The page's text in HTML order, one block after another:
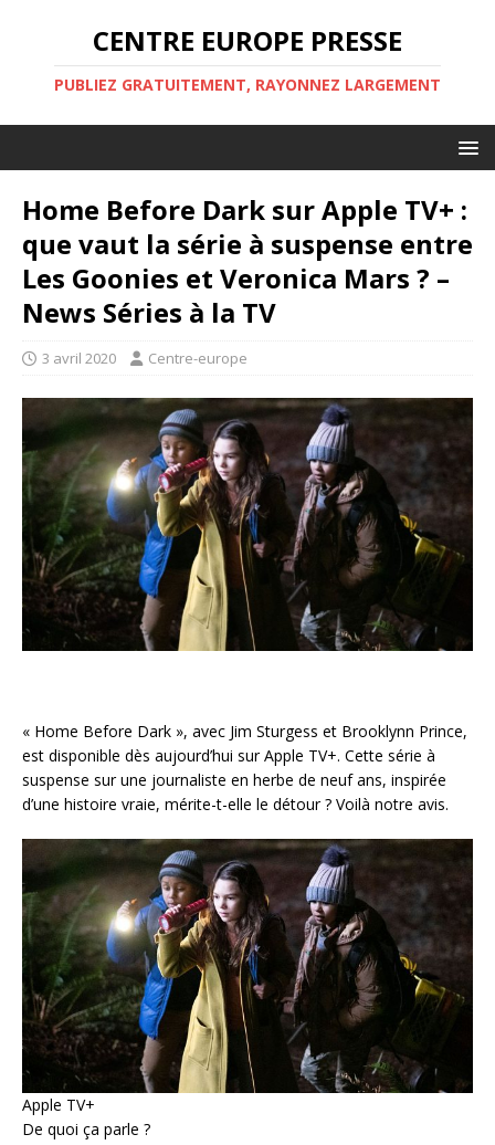
CENTRE EUROPE PRESSE
PUBLIEZ GRATUITEMENT, RAYONNEZ LARGEMENT
Home Before Dark sur Apple TV+ :
que vaut la série à suspense entre
Les Goonies et Veronica Mars ? –
News Séries à la TV
3 avril 2020 Centre-europe
« Home Before Dark », avec Jim Sturgess et Brooklynn Prince,
est disponible dès aujourd’hui sur Apple TV+. Cette série à
suspense sur une journaliste en herbe de neuf ans, inspirée
d’une histoire vraie, mérite-t-elle le détour ? Voilà notre avis.
Apple TV+
De quoi ça parle ?